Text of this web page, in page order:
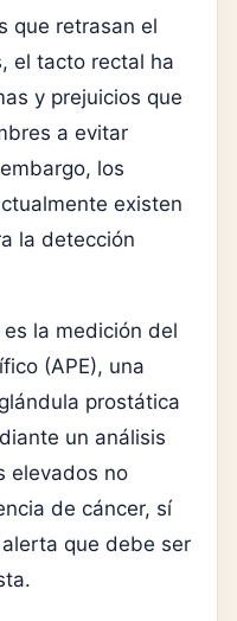
que retrasan el
el tacto rectal ha
y prejuicios que
a evitar
los
existen
la detección
la medición del
(APE), una
prostática
un análisis
elevados no
de cáncer, sí
que debe ser